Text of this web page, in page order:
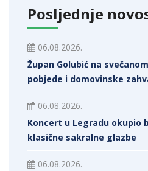
Posljednje
06.08.2026.
Župan Golubić na
pobjede i domovinske
06.08.2026.
Koncert u Legradu okupio
klasične sakralne glazbe
06.08.2026.